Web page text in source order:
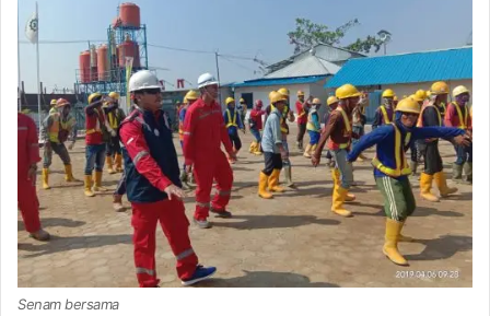
Senam bersama